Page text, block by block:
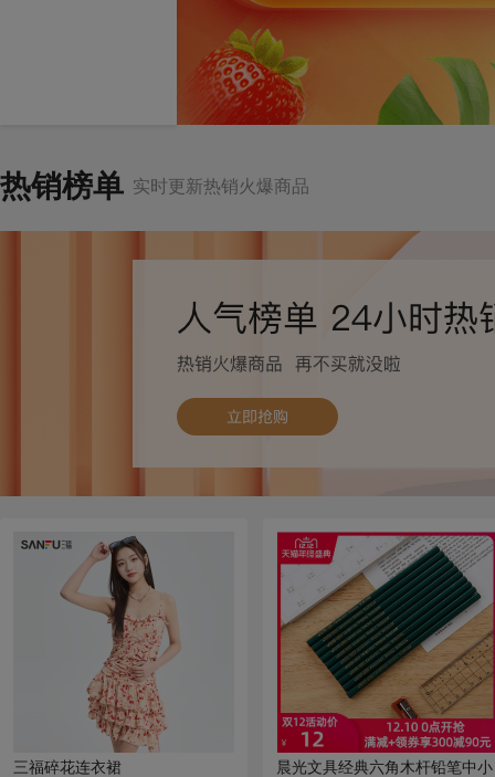
热销榜单 实时更新热销火爆商品
三福碎花连衣裙
晨光文具经典六角木杆铅笔中小